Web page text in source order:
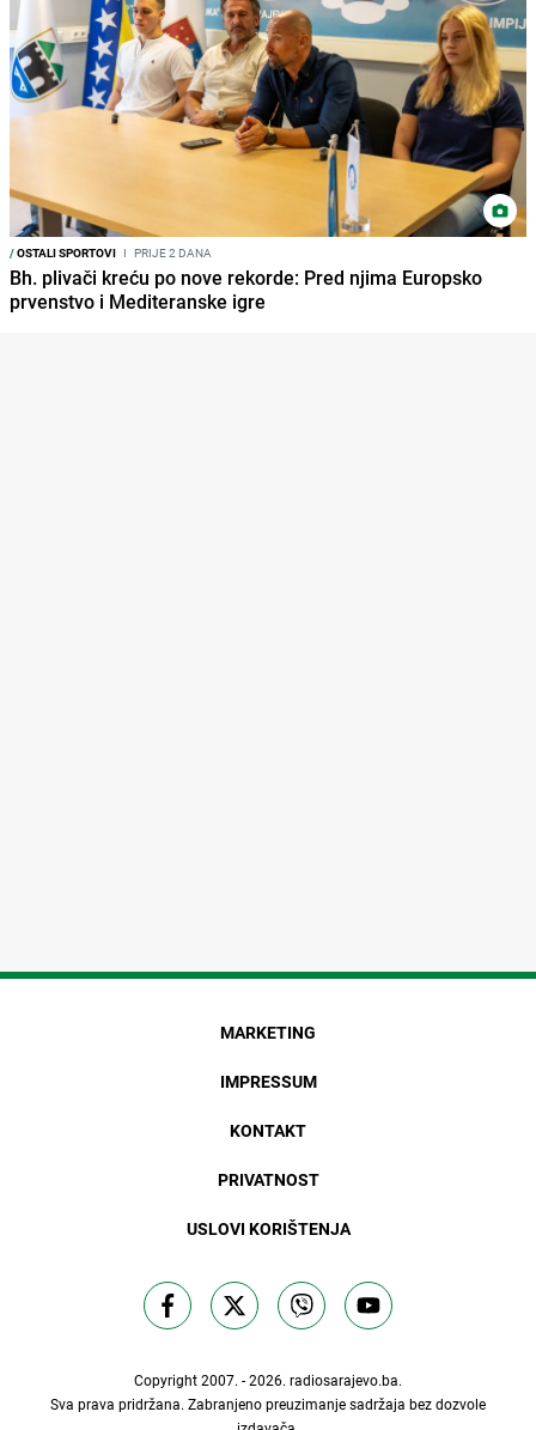
/OSTALI SPORTOVI I PRIJE 2 DANA
Bh. plivači kreću po nove rekorde: Pred njima Europsko
prvenstvo i Mediteranske igre
MARKETING
IMPRESSUM
KONTAKT
PRIVATNOST
USLOVI KORIŠTENJA
Copyright 2007. - 2026. radiosarajevo.ba.
Sva prava pridržana. Zabranjeno preuzimanje sadržaja bez dozvole